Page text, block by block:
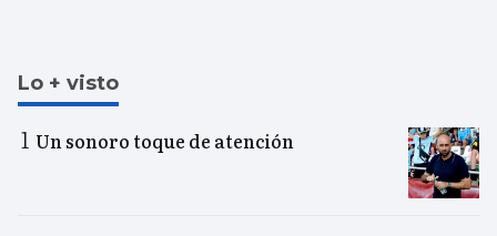
Lo + visto
Un sonoro toque de atención